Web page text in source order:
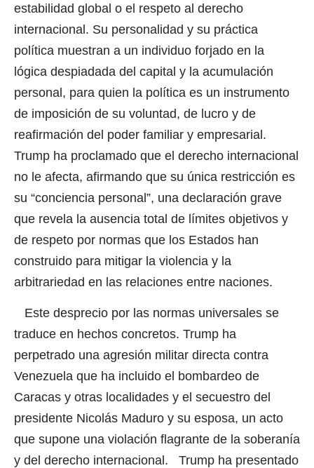
estabilidad global o el respeto al derecho
internacional. Su personalidad y su práctica
política muestran a un individuo forjado en la
lógica despiadada del capital y la acumulación
personal, para quien la política es un instrumento
de imposición de su voluntad, de lucro y de
reafirmación del poder familiar y empresarial.
Trump ha proclamado que el derecho internacional
no le afecta, afirmando que su única restricción es
su “conciencia personal”, una declaración grave
que revela la ausencia total de límites objetivos y
de respeto por normas que los Estados han
construido para mitigar la violencia y la
arbitrariedad en las relaciones entre naciones.
Este desprecio por las normas universales se
traduce en hechos concretos. Trump ha
perpetrado una agresión militar directa contra
Venezuela que ha incluido el bombardeo de
Caracas y otras localidades y el secuestro del
presidente Nicolás Maduro y su esposa, un acto
que supone una violación flagrante de la soberanía
y del derecho internacional. Trump ha presentado